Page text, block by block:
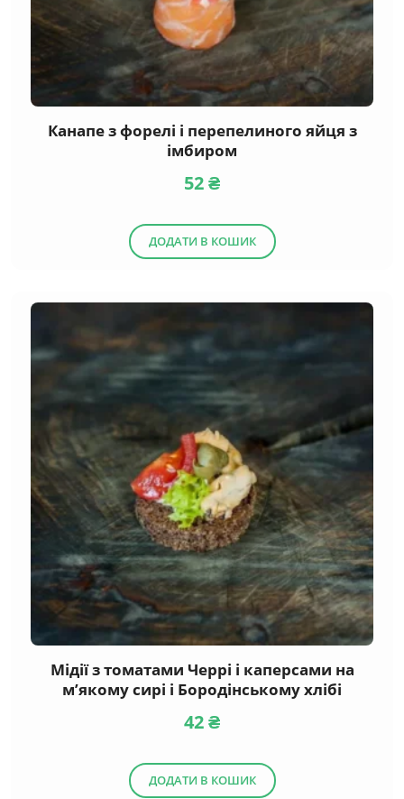
Канапе з форелі і перепелиного яйця з
імбиром
52₴
ДОДАТИ В КОШИК
Мідії з томатами Черрі і каперсами на
м’якому сирі і Бородінському хлібі
42₴
ДОДАТИ В КОШИК